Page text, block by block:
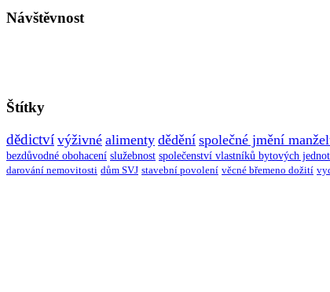
Návštěvnost
Štítky
dědictví výživné alimenty dědění společné jmění
bezdůvodné obohacení služebnost společenství vlastníků bytových
darování nemovitosti dům SVJ stavební povolení věcné břemeno dožití